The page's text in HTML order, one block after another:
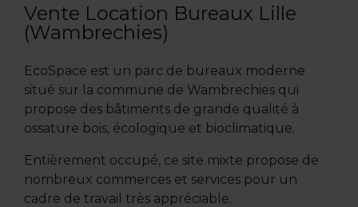
Vente Location Bureaux Lille
(Wambrechies)
EcoSpace est un parc de bureaux moderne
situé sur la commune de Wambrechies qui
propose des bâtiments de grande qualité à
ossature bois, écologique et bioclimatique.
Entièrement occupé, ce site mixte propose de
nombreux commerces et services pour un
cadre de travail très appréciable.